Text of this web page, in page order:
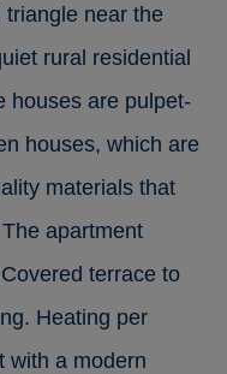
triangle near the
rural residential
houses are pulpet-
houses, which are
materials that
apartment
terrace to
Heating per
with a modern